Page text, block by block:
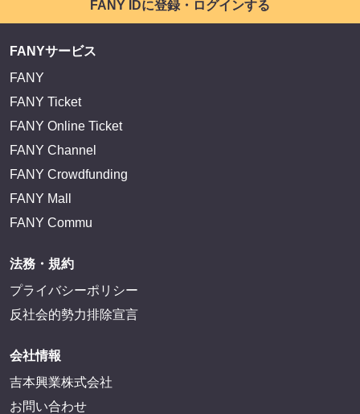
FANY IDに登録・ログインする
FANYサービス
FANY
FANY Ticket
FANY Online Ticket
FANY Channel
FANY Crowdfunding
FANY Mall
FANY Commu
法務・規約
プライバシーポリシー
反社会的勢力排除宣言
会社情報
吉本興業株式会社
お問い合わせ